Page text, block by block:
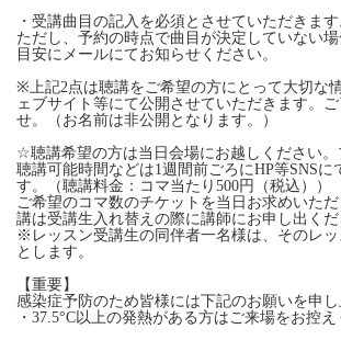
・受講曲目の記入を必須とさせていただきます
ただし、予約の時点で曲目が決定していない
目安にメールにてお知らせください。
※上記2点は聴講をご希望の方にとって大切な
ェブサイト等にて公開させていただきます。
せ。（お名前は非公開となります。）
☆聴講希望の方は当日会場にお越しください
聴講可能時間などは1週間前ごろにHP等SNSに
す。（聴講料金：コマ当たり500円（税込））
ご希望のコマ数のチケットを当日お求めいた
講は受講生入れ替えの際に講師にお申し出くだ
※レッスン受講生の同伴者一名様は、そのレ
とします。
【重要】
感染症予防のため皆様には下記のお願いを申し
・37.5°C以上の発熱がある方はご来場をお控え